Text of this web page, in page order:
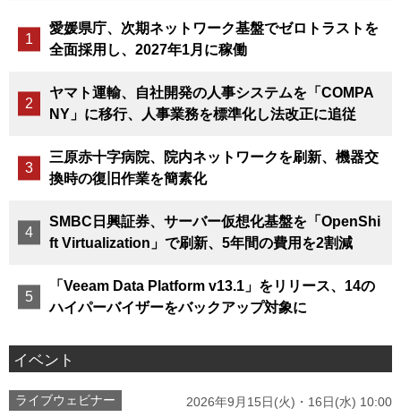
愛媛県庁、次期ネットワーク基盤でゼロトラストを
全面採用し、2027年1月に稼働
ヤマト運輸、自社開発の人事システムを「COMPA
NY」に移行、人事業務を標準化し法改正に追従
三原赤十字病院、院内ネットワークを刷新、機器交
換時の復旧作業を簡素化
SMBC日興証券、サーバー仮想化基盤を「OpenShi
ft Virtualization」で刷新、5年間の費用を2割減
「Veeam Data Platform v13.1」をリリース、14の
ハイパーバイザーをバックアップ対象に
イベント
ライブウェビナー 2026年9月15日(火)・16日(水) 10:00